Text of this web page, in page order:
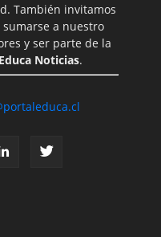
También invitamos
sumarse a nuestro
y ser parte de la
Noticias.